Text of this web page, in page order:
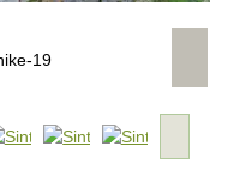
l
g
n